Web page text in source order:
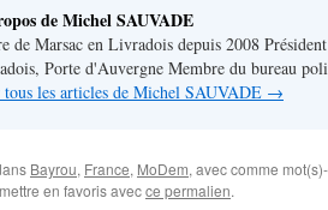
de Michel SAUVADE
de Marsac en Livradois depuis 2008
Porte d'Auvergne Membre du bureau
les articles de Michel SAUVADE →
Bayrou, France, MoDem, avec comme
en favoris avecce permalien.